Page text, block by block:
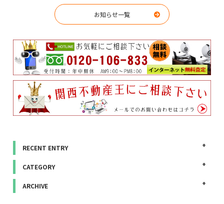
お知らせ一覧
RECENT ENTRY
CATEGORY
ARCHIVE